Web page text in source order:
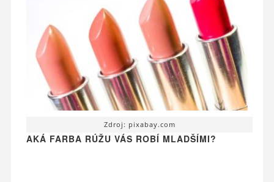
Zdroj: pixabay.com
AKÁ FARBA RÚŽU VÁS ROBÍ MLADŠÍMI?